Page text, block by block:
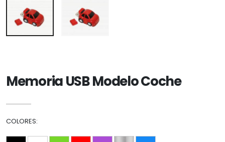
Memoria USB Modelo Coche
COLORES: